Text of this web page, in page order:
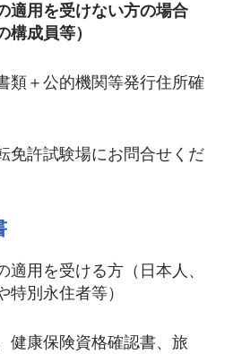
適用を受けない方の場合
構成員等）
類＋公的機関等発行住所確
免許試験場にお問合せくだ
用を受ける方（日本人、
特別永住者等）
健康保険資格確認書、旅